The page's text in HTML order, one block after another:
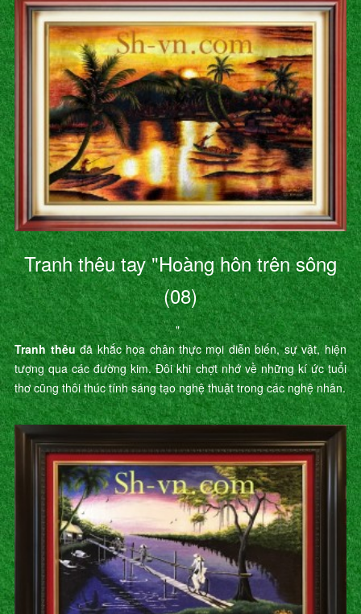
Tranh thêu tay "Hoàng hôn trên sông
(08)
"
Tranh thêuđã khắc họa chân thực mọi diễn biến, sự vật, hiện
tượng qua các đường kim. Đôi khi chợt nhớ về những kí ức tuổi
thơ cũng thôi thúc tính sáng tạo nghệ thuật trong các nghệ nhân.